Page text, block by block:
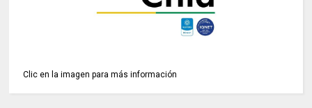
Clic en la imagen para más información